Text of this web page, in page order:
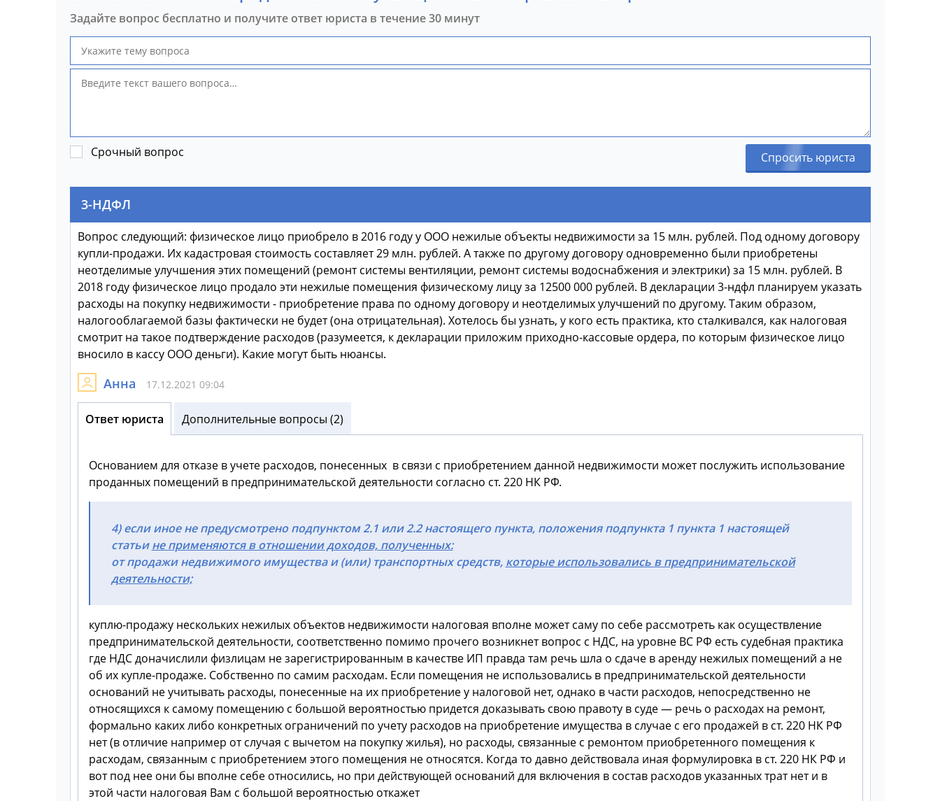
Задайте вопрос бесплатно и получите ответ юриста в течение 30 минут
Срочный вопрос Спросить юриста
3-НДФЛ
Вопрос следующий: физическое лицо приобрело в 2016 году у ООО нежилые объекты недвижимости за 15 млн. рублей. Под одному договору
купли-продажи. Их кадастровая стоимость составляет 29 млн. рублей. А также по другому договору одновременно были приобретены
неотделимые улучшения этих помещений (ремонт системы вентиляции, ремонт системы водоснабжения и электрики) за 15 млн. рублей. В
2018 году физическое лицо продало эти нежилые помещения физическому лицу за 12500 000 рублей. В декларации 3-ндфл планируем указать
расходы на покупку недвижимости - приобретение права по одному договору и неотделимых улучшений по другому. Таким образом,
налогооблагаемой базы фактически не будет (она отрицательная). Хотелось бы узнать, у кого есть практика, кто сталкивался, как налоговая
смотрит на такое подтверждение расходов (разумеется, к декларации приложим приходно-кассовые ордера, по которым физическое лицо
вносило в кассу ООО деньги). Какие могут быть нюансы.
Анна 17.12.2021 09:04
Ответ юриста Дополнительные вопросы (2)
Основанием для отказе в учете расходов, понесенных в связи с приобретением данной недвижимости может послужить использование
проданных помещений в предпринимательской деятельности согласно ст. 220 НК РФ.
4) если иное не предусмотрено подпунктом 2.1 или 2.2 настоящего пункта, положения подпункта 1 пункта 1 настоящей
статьи не применяются в отношении доходов, полученных:
от продажи недвижимого имущества и (или) транспортных средств, которые использовались в предпринимательской
деятельности;
куплю-продажу нескольких нежилых объектов недвижимости налоговая вполне может саму по себе рассмотреть как осуществление
предпринимательской деятельности, соответственно помимо прочего возникнет вопрос с НДС, на уровне ВС РФ есть судебная практика
где НДС доначислили физлицам не зарегистрированным в качестве ИП правда там речь шла о сдаче в аренду нежилых помещений а не
об их купле-продаже. Собственно по самим расходам. Если помещения не использовались в предпринимательской деятельности
оснований не учитывать расходы, понесенные на их приобретение у налоговой нет, однако в части расходов, непосредственно не
относящихся к самому помещению с большой вероятностью придется доказывать свою правоту в суде — речь о расходах на ремонт,
формально каких либо конкретных ограничений по учету расходов на приобретение имущества в случае с его продажей в ст. 220 НК РФ
нет (в отличие например от случая с вычетом на покупку жилья), но расходы, связанные с ремонтом приобретенного помещения к
расходам, связанным с приобретением этого помещения не относятся. Когда то давно действовала иная формулировка в ст. 220 НК РФ и
вот под нее они бы вполне себе относились, но при действующей оснований для включения в состав расходов указанных трат нет и в
этой части налоговая Вам с большой вероятностью откажет